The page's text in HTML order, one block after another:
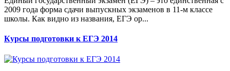
2009 года форма сдачи выпускных экзаменов в 11-м классе
школы. Как видно из названия, ЕГЭ ор...
Курсы подготовки к ЕГЭ 2014